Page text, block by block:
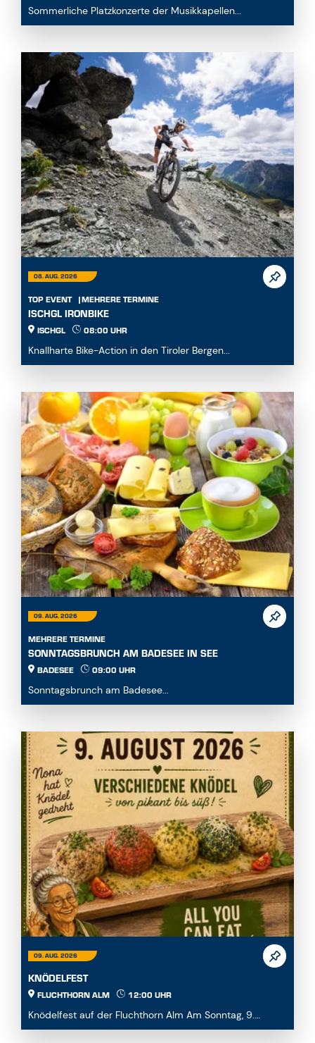
08. AUG. 2026
TOP EVENT MEHRERE TERMINE
ISCHGL 08:00 UHR
Knallharte Bike-Action in den Tiroler Bergen...
09. AUG. 2026
MEHRERE TERMINE
BADESEE 09:00 UHR
Sonntagsbrunch am Badesee...
09. AUG. 2026
KNÖDELFEST
FLUCHTHORN ALM
Knödelfest auf der Fluchthorn Alm Am Sonntag, 9.